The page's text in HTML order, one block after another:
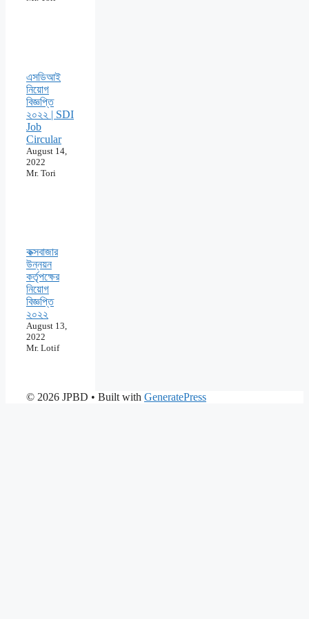
এসডিআই
নিয়োগ
বিজ্ঞপ্তি
২০২২ | SDI
Job
Circular
August 14,
2022
Mr. Tori
কক্সবাজার
উন্নয়ন
কর্তৃপক্ষের
নিয়োগ
বিজ্ঞপ্তি
২০২২
August 13,
2022
Mr. Lotif
© 2026 JPBD • Built with GeneratePress